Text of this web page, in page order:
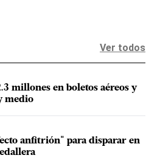
Ver todos
millones en boletos aéreos y
medio
anfitrión" para disparar en